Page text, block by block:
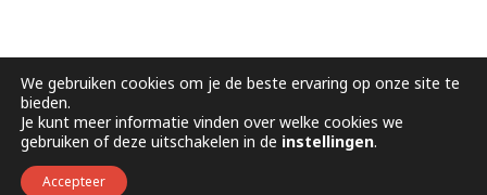
We gebruiken cookies om je de beste ervaring op onze site te
bieden.
Je kunt meer informatie vinden over welke cookies we
gebruiken of deze uitschakelen in de instellingen.
Accepteer